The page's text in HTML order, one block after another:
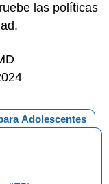
las políticas
Adolescentes